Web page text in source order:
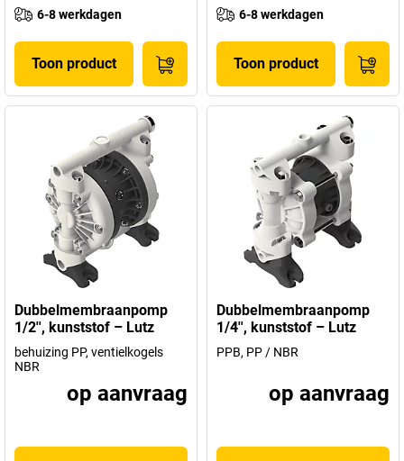
6-8 werkdagen
Toon product
6-8 werkdagen
Toon product
Dubbelmembraanpomp
1/2'', kunststof – Lutz
behuizing PP, ventielkogels
NBR
op aanvraag
Dubbelmembraanpomp
1/4'', kunststof – Lutz
PPB, PP / NBR
op aanvraag